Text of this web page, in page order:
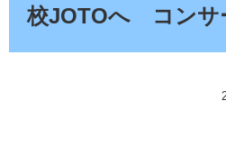
校JOTOへ コンサ